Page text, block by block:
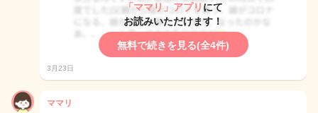
「ママリ」アプリ にて
お読みいただけます！
無料で続きを見る(全4件)
3月23日
ママリ